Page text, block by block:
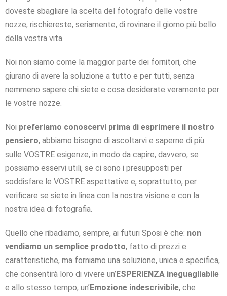
doveste sbagliare la scelta del fotografo delle vostre
nozze, rischiereste, seriamente, di rovinare il giorno più bello
della vostra vita.
Noi non siamo come la maggior parte dei fornitori, che
giurano di avere la soluzione a tutto e per tutti, senza
nemmeno sapere chi siete e cosa desiderate veramente per
le vostre nozze.
Noi preferiamo conoscervi prima di esprimere il nostro
pensiero, abbiamo bisogno di ascoltarvi e saperne di più
sulle VOSTRE esigenze, in modo da capire, davvero, se
possiamo esservi utili, se ci sono i presupposti per
soddisfare le VOSTRE aspettative e, soprattutto, per
verificare se siete in linea con la nostra visione e con la
nostra idea di fotografia.
Quello che ribadiamo, sempre, ai futuri Sposi è che: non
vendiamo un semplice prodotto, fatto di prezzi e
caratteristiche, ma forniamo una soluzione, unica e specifica,
che consentirà loro di vivere un’ ESPERIENZA ineguagliabile
e allo stesso tempo, un’ Emozione indescrivibile, che